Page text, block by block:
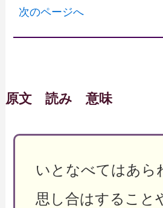
次のページへ
原文 読み 意味
いとなべてはあ
思し合はするこ